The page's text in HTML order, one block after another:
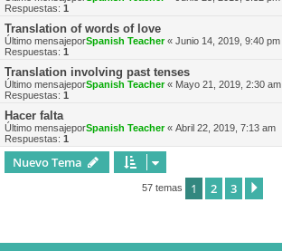
Respuestas: 1
Translation of words of love
Último mensajeporSpanish Teacher« Junio 14, 2019, 9:40 pm
Respuestas: 1
Translation involving past tenses
Último mensajeporSpanish Teacher« Mayo 21, 2019, 2:30 am
Respuestas: 1
Hacer falta
Último mensajeporSpanish Teacher« Abril 22, 2019, 7:13 am
Respuestas: 1
Nuevo Tema
57 temas 1 2 3